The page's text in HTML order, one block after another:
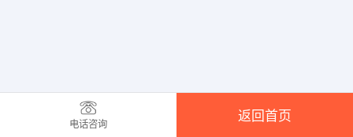
电话咨询
返回首页